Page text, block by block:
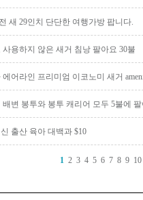
새 29인치 단단한 여행가방 팝니다.
사용하지 않은 새거 침낭 팔아요 30불
에어라인 프리미엄 이코노미 새거
배변 봉투와 봉투 캐리어 모두 5불에
출산 육아 대백과 $10
1 2 3 4 5 6 7 8 9 10